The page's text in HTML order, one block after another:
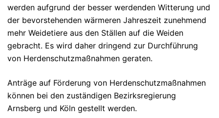
werden aufgrund der besser werdenden Witterung und
der bevorstehenden wärmeren Jahreszeit zunehmend
mehr Weidetiere aus den Ställen auf die Weiden
gebracht. Es wird daher dringend zur Durchführung
von Herdenschutzmaßnahmen geraten.
Anträge auf Förderung von Herdenschutzmaßnahmen
können bei den zuständigen Bezirksregierung
Arnsberg und Köln gestellt werden.